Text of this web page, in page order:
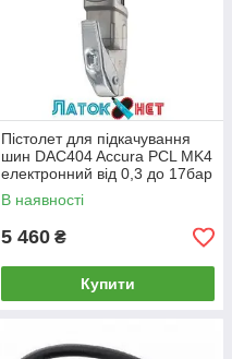
Пістолет для підкачування
шин DAC404 Accura PCL MK4
електронний від 0,3 до 17бар
В наявності
5 460 ₴
Купити